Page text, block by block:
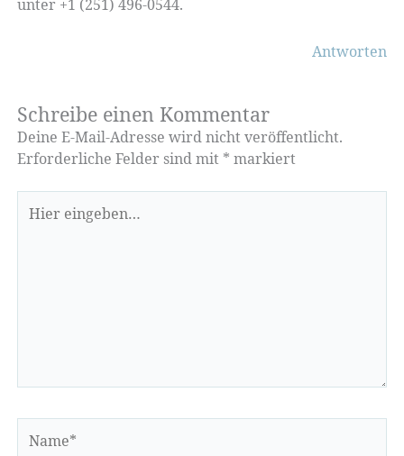
unter +1 (251) 496-0544.
Antworten
Schreibe einen Kommentar
Deine E-Mail-Adresse wird nicht veröffentlicht.
Erforderliche Felder sind mit * markiert
eingeben…